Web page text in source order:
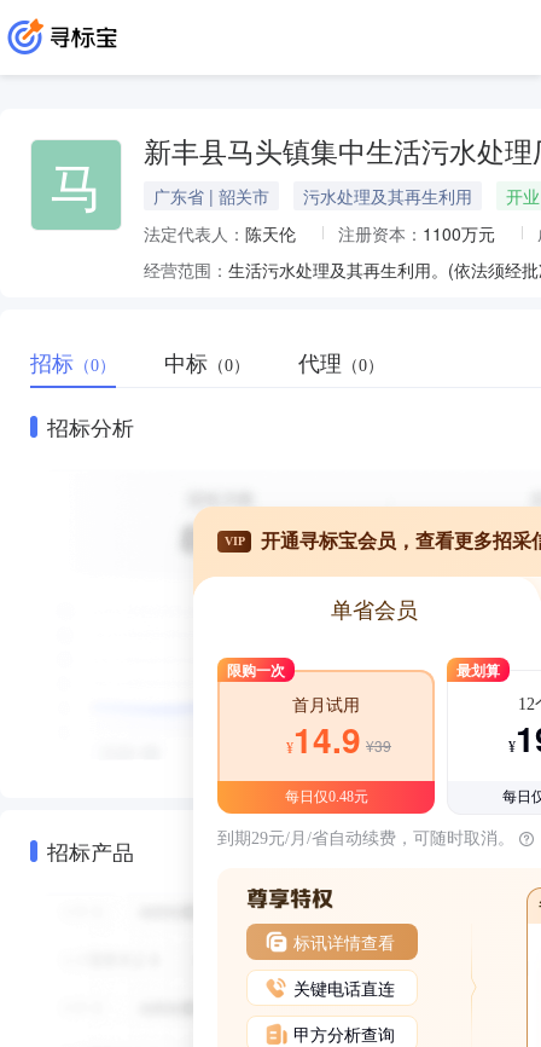
马 新丰县马头镇集中生活污水处理
广东省 | 韶关市 污水处理及其再生利用
开业
法定代表人： 陈天伦 注册资本： 1100万元
经营范围： 生活污水处理及其再生利用。(依法须经
招标 （0） 中标 （0） 代理 （0）
招标分析
招标产品
VIP 开通寻标宝会员，查看更多招采
单省会员
限购一次
首月试用
¥14.9 ¥39
每日仅0.48元
最划算
12
¥
每日
到期29元/月/省自动续费，可随时取消。
标讯详情查看
关键电话直连
甲方分析查询